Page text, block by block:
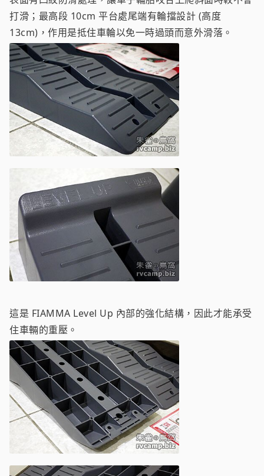
打滑；最高段 10cm 平台處尾端有輪擋設計 (高度
13cm)，作用是抵住車輪以免一時過頭而意外滑落。
這是 FIAMMA Level Up 內部的強化結構，因此才能承受
住車輛的重壓。